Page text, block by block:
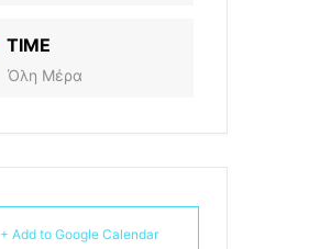
TIME
Όλη Μέρα
+ Add to Google Calendar